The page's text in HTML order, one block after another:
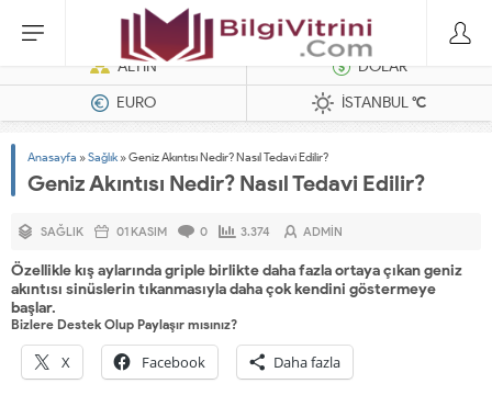
Dizel Jeneratörler
ALTIN
DOLAR
EURO
İSTANBUL°C
Anasayfa »Sağlık »Geniz Akıntısı Nedir? Nasıl Tedavi Edilir?
Geniz Akıntısı Nedir? Nasıl Tedavi Edilir?
SAĞLIK 01 KASIM 0 3.374 ADMIN
Özellikle kış aylarında griple birlikte daha fazla ortaya çıkan geniz
akıntısı sinüslerin tıkanmasıyla daha çok kendini göstermeye
başlar.
Bizlere Destek Olup Paylaşır mısınız?
X Facebook Daha fazla